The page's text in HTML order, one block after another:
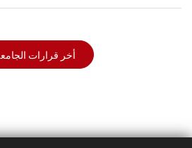
أخر قرارات